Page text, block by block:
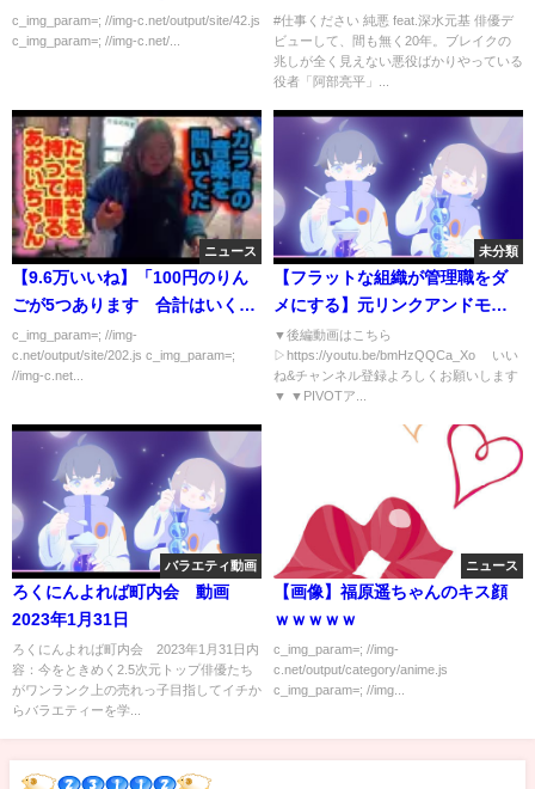
ｗｗｗ
c_img_param=; //img-c.net/output/site/42.js
c_img_param=; //img-c.net/...
#仕事ください 純悪 feat.深水元基 俳優デ
ビューして、間も無く20年。ブレイクの
兆しが全く見えない悪役ばかりやっている
役者「阿部亮平」...
ニュース
【9.6万いいね】「100円のりん
ごが5つあります 合計はいくら
になるでしょう」
c_img_param=; //img-
c.net/output/site/202.js c_img_param=;
//img-c.net...
未分類
【フラットな組織が管理職をダ
メにする】元リンクアンドモチ
ベーション・麻野耕司が提唱
『組織マネジメント7つの幻想』
／組織にヒエラルキーと独裁が
【MANAGEMENT SKILL SET】
▼後編動画はこちら
▷https://youtu.be/bmHzQQCa_Xo いい
ね&チャンネル登録よろしくお願いします
▼ ▼PIVOTア...
バラエティ動画
ろくにんよれば町内会 動画
2023年1月31日
ろくにんよれば町内会 2023年1月31日内
容：今をときめく2.5次元トップ俳優たち
がワンランク上の売れっ子目指してイチか
らバラエティーを学...
ニュース
【画像】福原遥ちゃんのキス顔
ｗｗｗｗｗ
c_img_param=; //img-
c.net/output/category/anime.js
c_img_param=; //img...